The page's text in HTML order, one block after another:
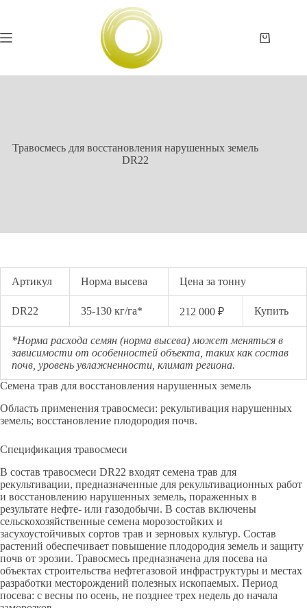
Корзина
Травосмесь для восстановления нарушенных земель
DR22
Артикул Норма высева Цена за тонну
DR22 35-130 кг/га* 212 000 ₽ Купить
*Норма расхода семян (норма высева) может меняться в
зависимости от особенностей объекта, таких как состав
почв, уровень увлажненности, климат региона.
Семена трав для восстановления нарушенных земель
Область применения травосмеси: рекультивация нарушенных
земель; восстановление плодородия почв.
Спецификация травосмеси
В состав травосмеси DR22 входят семена трав для
рекультивации, предназначенные для рекультивационных работ
и восстановлению нарушенных земель, пораженных в
результате нефте- или газодобычи. В состав включены
сельскохозяйственные семена морозостойких и
засухоустойчивых сортов трав и зерновых культур. Состав
растений обеспечивает повышение плодородия земель и защиту
почв от эрозии. Травосмесь предназначена для посева на
объектах строительства нефтегазовой инфраструктуры и местах
разработки месторождений полезных ископаемых. Период
посева: с весны по осень, не позднее трех недель до начала